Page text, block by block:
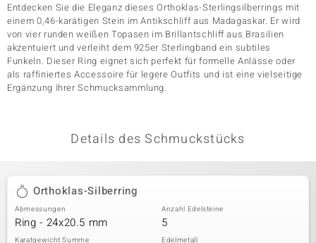
Entdecken Sie die Eleganz dieses Orthoklas-Sterlingsilberrings mit
einem 0,46-karätigen Stein im Antikschliff aus Madagaskar. Er wird
von vier runden weißen Topasen im Brillantschliff aus Brasilien
akzentuiert und verleiht dem 925er Sterlingband ein subtiles
Funkeln. Dieser Ring eignet sich perfekt für formelle Anlässe oder
als raffiniertes Accessoire für legere Outfits und ist eine vielseitige
Ergänzung Ihrer Schmucksammlung.
Details des Schmuckstücks
Orthoklas-Silberring
Abmessungen
Ring - 24x20.5 mm
Anzahl Edelsteine
5
Karatgewicht Summe Edelmetall